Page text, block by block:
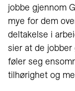
jobbe gjennom
mye for dem
deltakelse i
sier at de jobber
føler seg
tilhørighet og